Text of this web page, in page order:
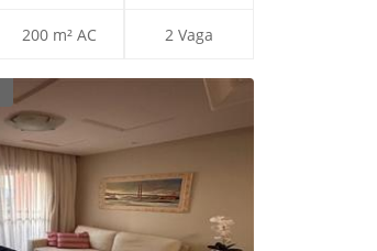
200 m² AC 2 Vaga